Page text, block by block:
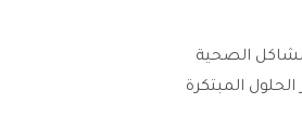
الصحية
المبتكرة